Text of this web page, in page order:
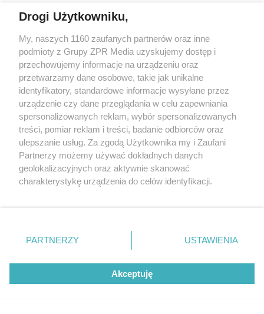
MLS
Robert Lewandowski i jego nowe
piłkarskie życie w Chicago Fire.
Kiedy mecze?
ZOBACZ WIĘCEJ
Drogi Użytkowniku,
My, naszych 1160 zaufanych partnerów oraz inne
podmioty z Grupy ZPR Media uzyskujemy dostęp i
przechowujemy informacje na urządzeniu oraz
przetwarzamy dane osobowe, takie jak unikalne
identyfikatory, standardowe informacje wysyłane przez
urządzenie czy dane przeglądania w celu zapewniania
spersonalizowanych reklam, wybór spersonalizowanych
treści, pomiar reklam i treści, badanie odbiorców oraz
ulepszanie usług. Za zgodą Użytkownika my i Zaufani
Partnerzy możemy używać dokładnych danych
geolokalizacyjnych oraz aktywnie skanować
charakterystykę urządzenia do celów identyfikacji.
zmienić/wycofać klikając przycisk ustawień prywatności
znajdujący się w lewym dolnym rogu strony
rodzaje przetwarzania danych nie wymagają zgody
użytkownika, ale masz prawo sprzeciwić się takiemu
przetwarzaniu. Preferencje będą miały zastosowanie tylko
PARTNERZY USTAWIENIA
Akceptuję